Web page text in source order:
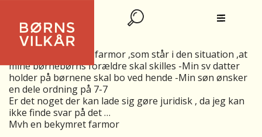
SKILSMISSE
Jeg er en bekymret farmor ,som står i den situation ,at
mine børnebørns forældre skal skilles -Min sv datter
holder på børnene skal bo ved hende -Min søn ønsker
en dele ordning på 7-7
Er det noget der kan lade sig gøre juridisk , da jeg kan
ikke finde svar på det …
Mvh en bekymret farmor